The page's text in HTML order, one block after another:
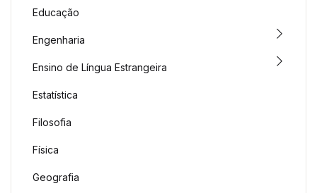
Educação
Engenharia
Ensino de Língua Estrangeira
Estatística
Filosofia
Física
Geografia